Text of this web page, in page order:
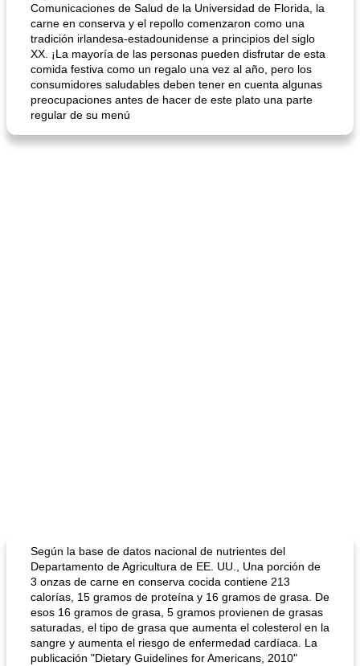
Comunicaciones de Salud de la Universidad de Florida, la
carne en conserva y el repollo comenzaron como una
tradición irlandesa-estadounidense a principios del siglo
XX. ¡La mayoría de las personas pueden disfrutar de esta
comida festiva como un regalo una vez al año, pero los
consumidores saludables deben tener en cuenta algunas
preocupaciones antes de hacer de este plato una parte
regular de su menú
Según la base de datos nacional de nutrientes del
Departamento de Agricultura de EE. UU., Una porción de
3 onzas de carne en conserva cocida contiene 213
calorías, 15 gramos de proteína y 16 gramos de grasa. De
esos 16 gramos de grasa, 5 gramos provienen de grasas
saturadas, el tipo de grasa que aumenta el colesterol en la
sangre y aumenta el riesgo de enfermedad cardíaca. La
publicación "Dietary Guidelines for Americans, 2010"